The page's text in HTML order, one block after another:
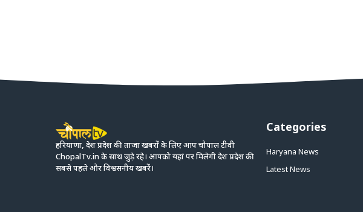
हरियाणा, देश प्रदेश की ताजा खबरों के लिए आप चौपाल टीवी
ChopalTv.in के साथ जुड़े रहे। आपको यहां पर मिलेगी देश प्रदेश की
सबसे पहले और विश्वसनीय खबरें।
Categories
Haryana News
Latest News